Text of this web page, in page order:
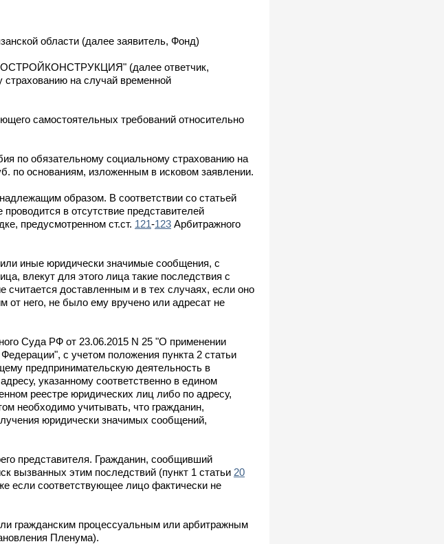
области (далее заявитель, Фонд)
(далее ответчик,
на случай временной
самостоятельных требований относительно
по обязательному социальному страхованию на
по основаниям, изложенным в исковом заявлении.
образом. В соответствии со статьей
в отсутствие представителей
предусмотренном ст.ст. 121-123 Арбитражного
иные юридически значимые сообщения, с
влекут для этого лица такие последствия с
доставленным и в тех случаях, если оно
от него, не было ему вручено или адресат не
Суда РФ от 23.06.2015 N 25 "О применении
с учетом положения пункта 2 статьи
предпринимательскую деятельность в
указанному соответственно в едином
реестре юридических лиц либо по адресу,
необходимо учитывать, что гражданин,
юридически значимых сообщений,
представителя. Гражданин, сообщивший
вызванных этим последствий (пункт 1 статьи 20
если соответствующее лицо фактически не
гражданским процессуальным или арбитражным
Пленума).